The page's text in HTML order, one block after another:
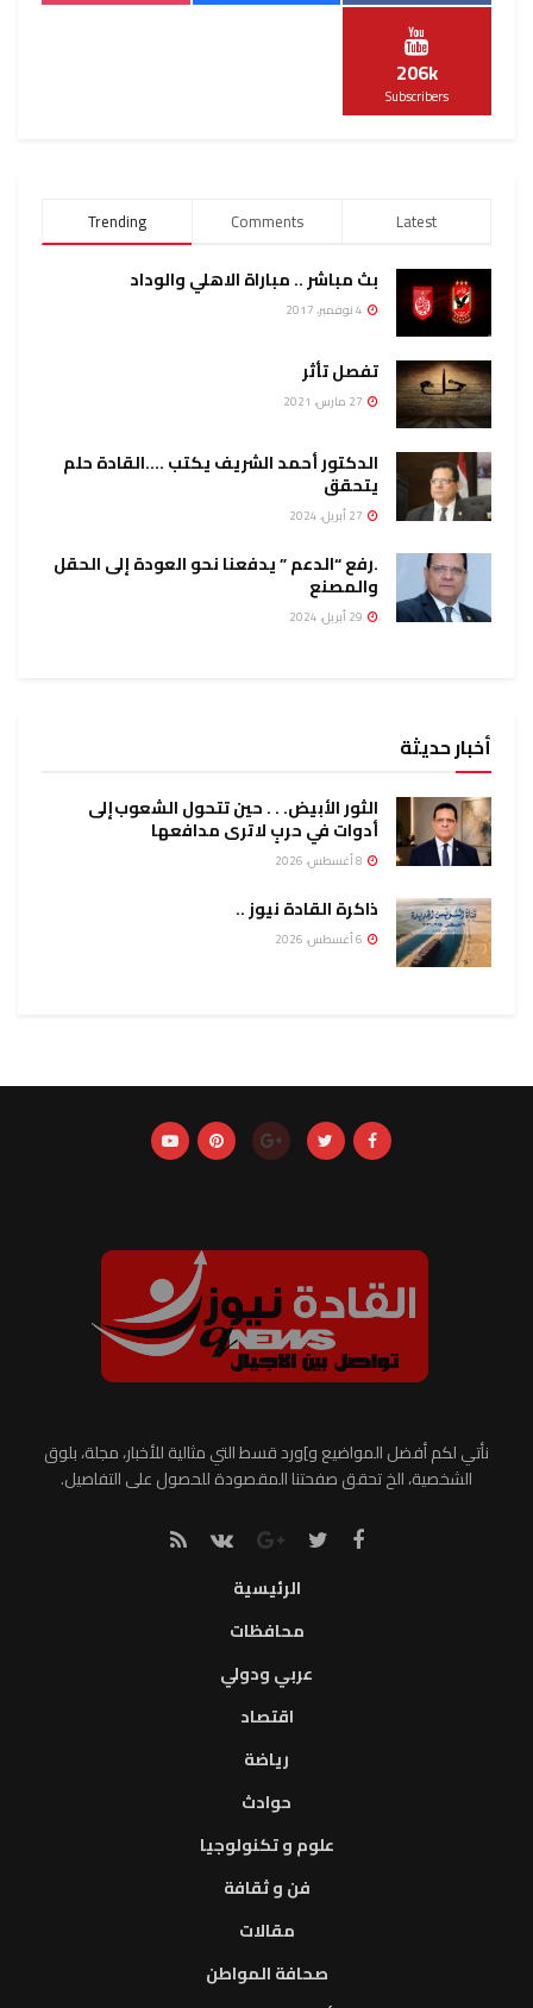
206k
Subscribers
Trending Comments Latest
بث مباشر .. مباراة الاهلي والوداد
تفصل تأثر
الدكتور أحمد الشريف يكتب ….القادة حلم
يتحقق
.رفع “الدعم ” يدفعنا نحو العودة إلى الحقل
والمصنع
أخبار حديثة
الثور الأبيض. . . حين تتحول الشعوب إلى
أدوات في حربٍ لا ترى مدافعها
ذاكرة القادة نيوز ..
نأتي لكم أفضل المواضيع و]ورد قسط التي مثالية للأخبار، مجلة، بلوق
الشخصية، الخ تحقق صفحتنا المقصودة للحصول على التفاصيل.
الرئيسية
محافظات
عربي ودولي
اقتصاد
رياضة
حوادث
علوم و تكنولوجيا
فن و ثقافة
مقالات
صحافة المواطن